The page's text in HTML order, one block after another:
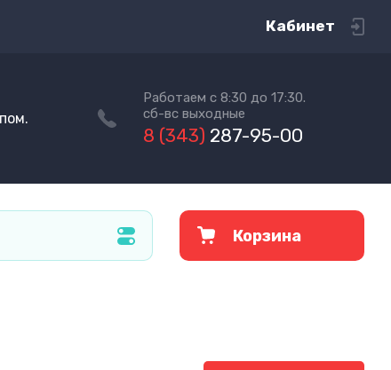
Кабинет
Работаем с 8:30 до 17:30.
сб-вс выходные
8 (343) 287-95-00
Корзина